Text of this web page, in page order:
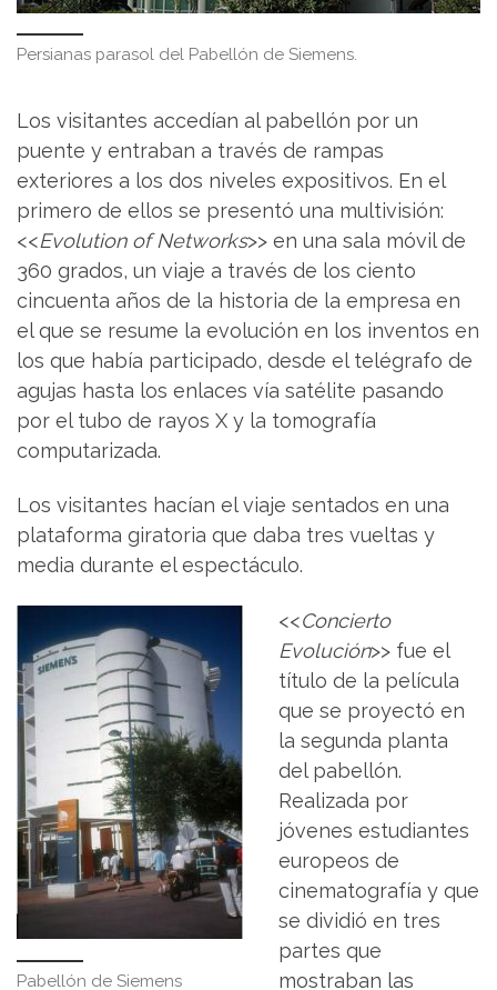
Persianas parasol del Pabellón de Siemens.
Los visitantes accedían al pabellón por un
puente y entraban a través de rampas
exteriores a los dos niveles expositivos. En el
primero de ellos se presentó una multivisión:
<<Evolution of Networks>> en una sala móvil de
360 grados, un viaje a través de los ciento
cincuenta años de la historia de la empresa en
el que se resume la evolución en los inventos en
los que había participado, desde el telégrafo de
agujas hasta los enlaces vía satélite pasando
por el tubo de rayos X y la tomografía
computarizada.
Los visitantes hacían el viaje sentados en una
plataforma giratoria que daba tres vueltas y
media durante el espectáculo.
Pabellón de Siemens
<<Concierto
Evolución>> fue el
título de la película
que se proyectó en
la segunda planta
del pabellón.
Realizada por
jóvenes estudiantes
europeos de
cinematografía y que
se dividió en tres
partes que
mostraban las